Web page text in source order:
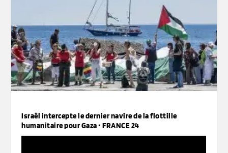
Israël intercepte le dernier navire de la flottille
humanitaire pour Gaza • FRANCE 24